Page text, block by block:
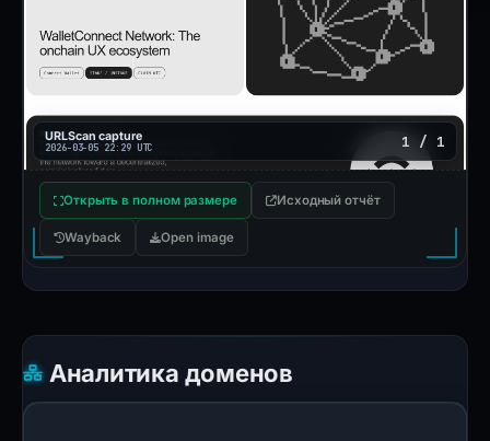
URLScan capture
2026-03-05 22:29 UTC 1 / 1
Открыть в полном размере Исходный отчёт
Wayback Open image
Аналитика доменов